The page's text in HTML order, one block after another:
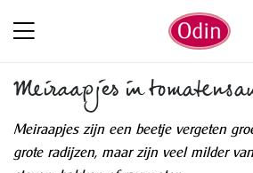
Meiraapjes in
Meiraapjes zijn een beetje vergeten
grote radijzen, maar zijn veel milder